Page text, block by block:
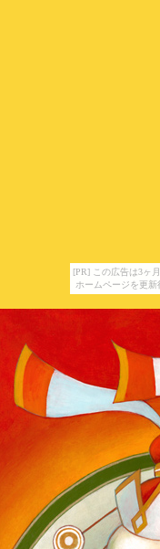
[PR] この広告は3ヶ
ホームページを更